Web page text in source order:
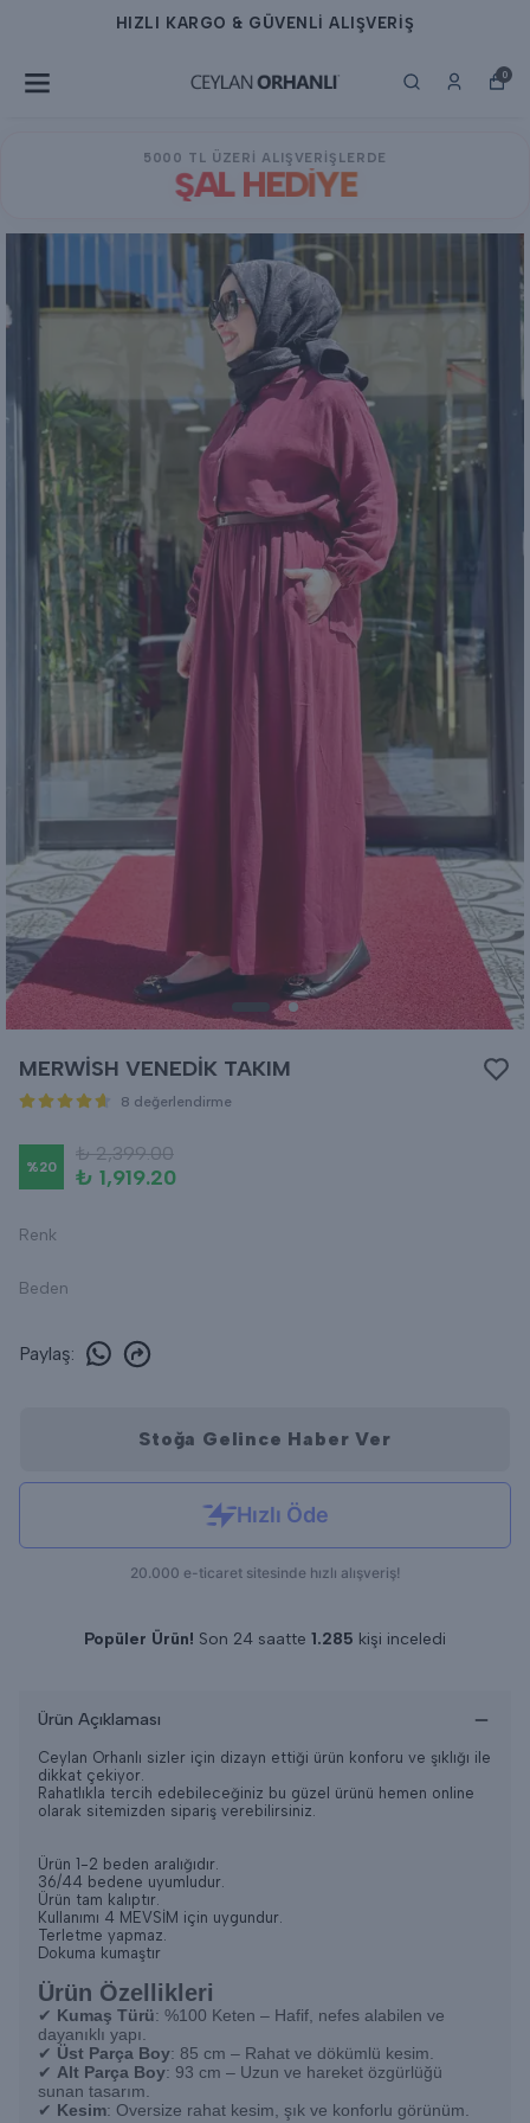
HIZLI KARGO & GÜVENLİ ALIŞVERİŞ
0
5000 TL ÜZERİ ALIŞVERİŞLERDE
ŞAL HEDİYE
MERWİSH VENEDİK TAKIM
8 değerlendirme
%20
₺ 2,399.00
₺ 1,919.20
Renk
Beden
Paylaş:
Stoğa Gelince Haber Ver
Popüler Ürün! Son 24 saatte 1.285 kişi inceledi
Ürün Açıklaması
Ceylan Orhanlı sizler için dizayn ettiği ürün konforu ve şıklığı ile
dikkat çekiyor.
Rahatlıkla tercih edebileceğiniz bu güzel ürünü hemen online
olarak sitemizden sipariş verebilirsiniz.
Ürün 1-2 beden aralığıdır.
36/44 bedene uyumludur.
Ürün tam kalıptır.
Kullanımı 4 MEVSİM için uygundur.
Terletme yapmaz.
Dokuma kumaştır
Ürün Özellikleri
✔ Kumaş Türü: %100 Keten – Hafif, nefes alabilen ve
dayanıklı yapı.
✔ Üst Parça Boy: 85 cm – Rahat ve dökümlü kesim.
✔ Alt Parça Boy: 93 cm – Uzun ve hareket özgürlüğü
sunan tasarım.
✔ Kesim: Oversize rahat kesim, şık ve konforlu görünüm.